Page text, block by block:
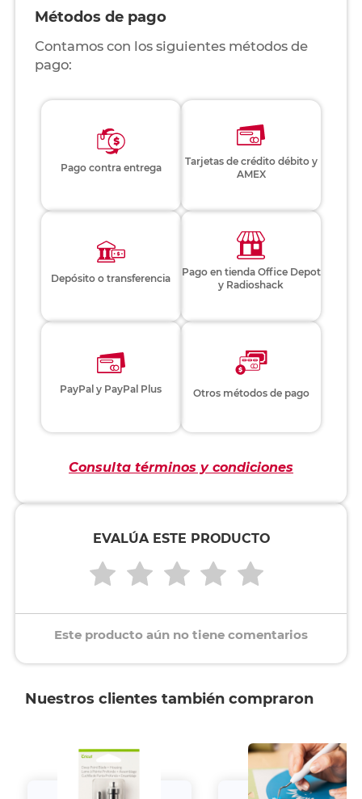
Métodos de pago
Contamos con los siguientes métodos de
pago:
Pago contra entrega
Tarjetas de crédito débito y
AMEX
Depósito o transferencia
Pago en tienda Office Depot
y Radioshack
PayPal y PayPal Plus Otros métodos de pago
Consulta términos y condiciones
EVALÚA ESTE PRODUCTO
Este producto aún no tiene comentarios
Nuestros clientes también compraron